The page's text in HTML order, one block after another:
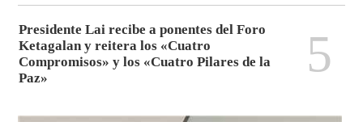
Presidente Lai recibe a ponentes del Foro
Ketagalan y reitera los «Cuatro
Compromisos» y los «Cuatro Pilares de la
Paz»
5